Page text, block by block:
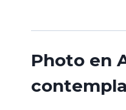
Photo en